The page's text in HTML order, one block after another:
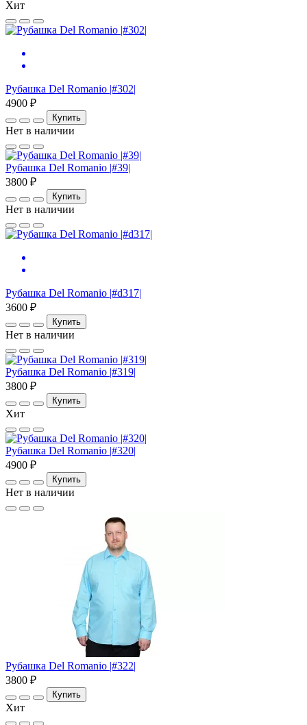
Хит
Рубашка Del Romanio |#302|
4900 ₽
Купить
Нет в наличии
Рубашка Del Romanio |#39|
3800 ₽
Купить
Нет в наличии
Рубашка Del Romanio |#d317|
3600 ₽
Купить
Нет в наличии
Рубашка Del Romanio |#319|
3800 ₽
Купить
Хит
Рубашка Del Romanio |#320|
4900 ₽
Купить
Нет в наличии
Рубашка Del Romanio |#322|
3800 ₽
Купить
Хит